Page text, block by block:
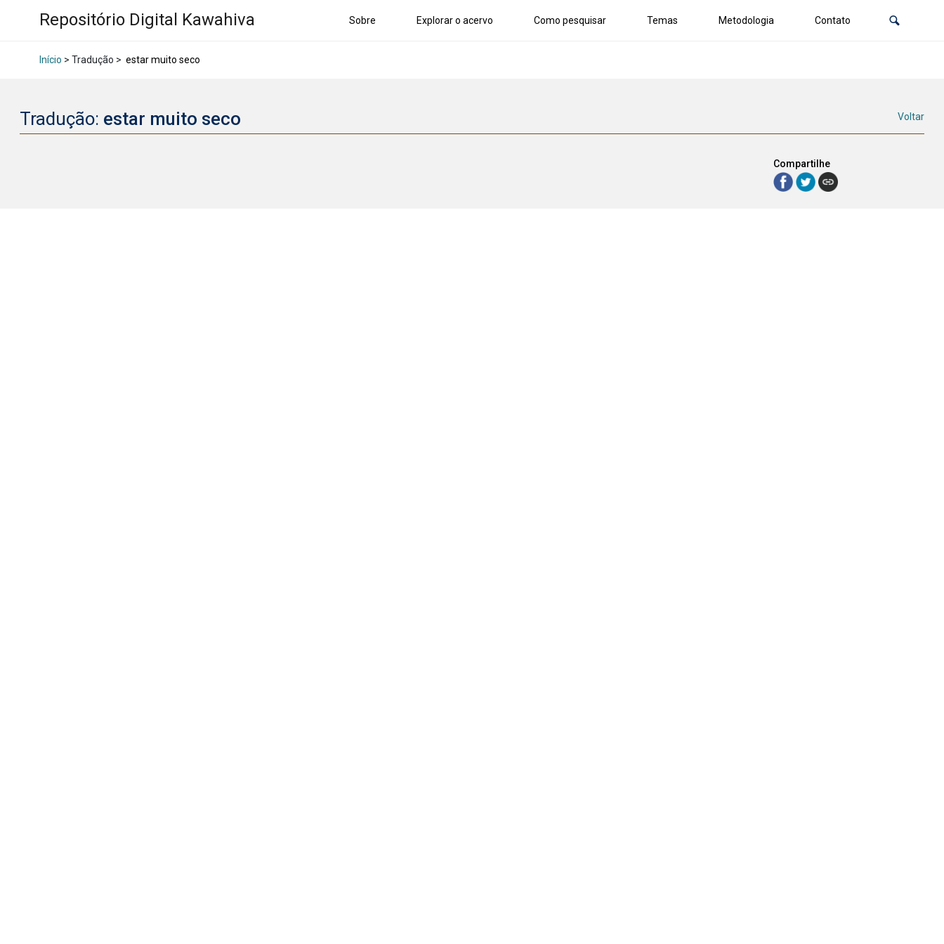
Repositório Digital Kawahiva Sobre Explorar o acervo Como pesquisar Temas Metodologia Contato
Início > Tradução > estar muito seco
Tradução: estar muito seco Voltar
Compartilhe